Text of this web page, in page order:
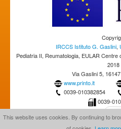
IRCCS Istituto G. Gaslini,
Pediatria II, Reumatologia, EULAR
2018
Via Gaslini 5,
www.printo.it
0039-010382854
0039-
This website uses cookies. By continuing to